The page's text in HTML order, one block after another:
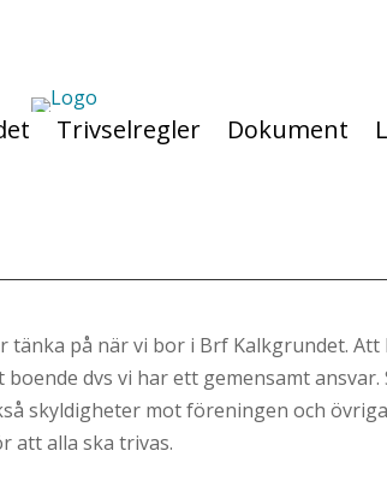
Trivselregler Dokument
på när vi bor i Brf Kalkgrundet.
dvs vi har ett gemensamt
skyldigheter mot föreningen och
att alla ska trivas.